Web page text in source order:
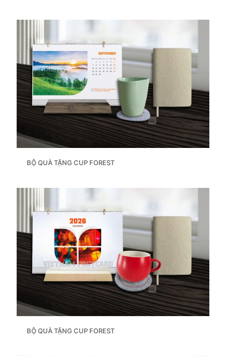
BỘ QUÀ TẶNG CUP FOREST
BỘ QUÀ TẶNG CUP FOREST